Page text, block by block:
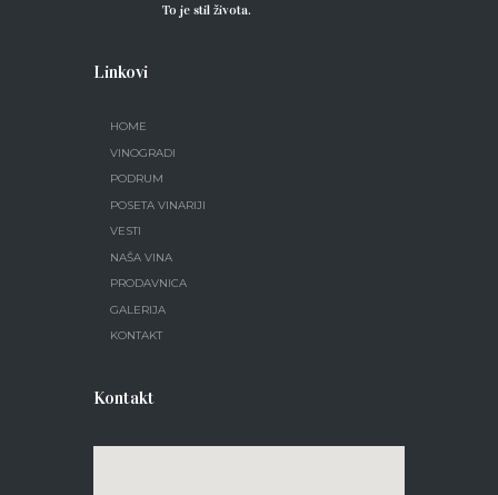
To je stil života.
Linkovi
HOME
VINOGRADI
PODRUM
POSETA VINARIJI
VESTI
NAŠA VINA
PRODAVNICA
GALERIJA
KONTAKT
Kontakt